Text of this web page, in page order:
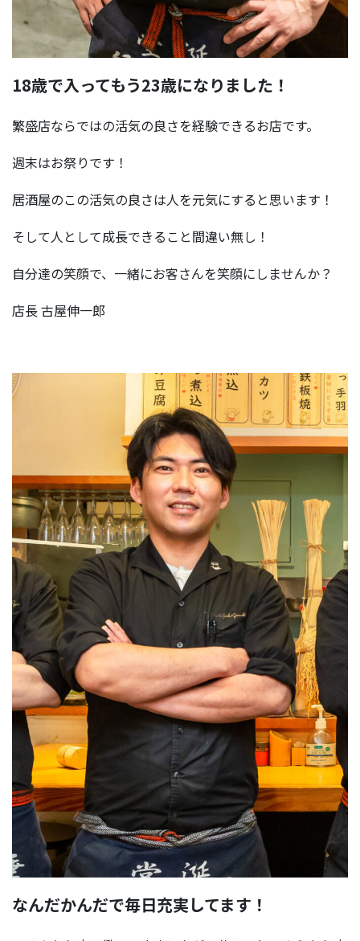
18歳で入ってもう23歳になりました！
繁盛店ならではの活気の良さを経験できるお店です。
週末はお祭りです！
居酒屋のこの活気の良さは人を元気にすると思います！
そして人として成長できること間違い無し！
自分達の笑顔で、一緒にお客さんを笑顔にしませんか？
店長 古屋伸一郎
なんだかんだで毎日充実してます！